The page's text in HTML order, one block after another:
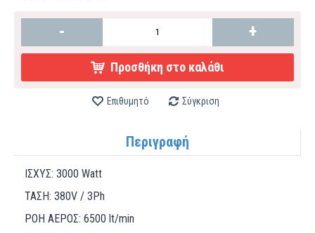
- +
Προσθήκη στο καλάθι
Επιθυμητό Σύγκριση
Περιγραφή
ΙΣΧΥΣ: 3000 Watt
ΤΑΣΗ: 380V / 3Ph
ΡΟΗ ΑΕΡΟΣ: 6500 lt/min